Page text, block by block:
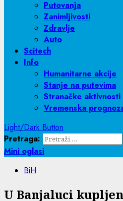
Putovanja
Zanimljivosti
Zdravlje
Auto
Scitech
Info
Humanitarne akcije
Stanje na putevima
Stranačke aktivnosti
Vremenska
Light/Dark Button
Pretraga:
Mini oglasi
BiH
U Banjaluci